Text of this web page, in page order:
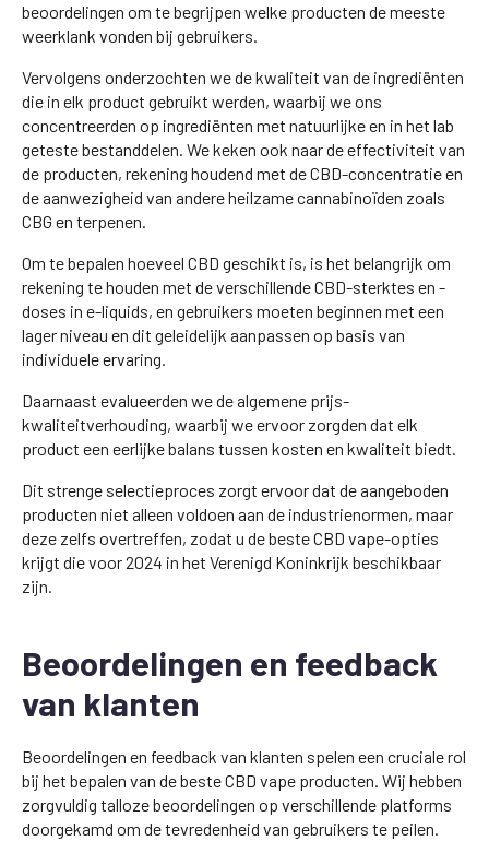
beoordelingen om te begrijpen welke producten de meeste
weerklank vonden bij gebruikers.
Vervolgens onderzochten we de kwaliteit van de ingrediënten
die in elk product gebruikt werden, waarbij we ons
concentreerden op ingrediënten met natuurlijke en in het lab
geteste bestanddelen. We keken ook naar de effectiviteit van
de producten, rekening houdend met de CBD-concentratie en
de aanwezigheid van andere heilzame cannabinoïden zoals
CBG en terpenen.
Om te bepalen hoeveel CBD geschikt is, is het belangrijk om
rekening te houden met de verschillende CBD-sterktes en -
doses in e-liquids, en gebruikers moeten beginnen met een
lager niveau en dit geleidelijk aanpassen op basis van
individuele ervaring.
Daarnaast evalueerden we de algemene prijs-
kwaliteitverhouding, waarbij we ervoor zorgden dat elk
product een eerlijke balans tussen kosten en kwaliteit biedt.
Dit strenge selectieproces zorgt ervoor dat de aangeboden
producten niet alleen voldoen aan de industrienormen, maar
deze zelfs overtreffen, zodat u de beste CBD vape-opties
krijgt die voor 2024 in het Verenigd Koninkrijk beschikbaar
zijn.
Beoordelingen en feedback
van klanten
Beoordelingen en feedback van klanten spelen een cruciale rol
bij het bepalen van de beste CBD vape producten. Wij hebben
zorgvuldig talloze beoordelingen op verschillende platforms
doorgekamd om de tevredenheid van gebruikers te peilen.